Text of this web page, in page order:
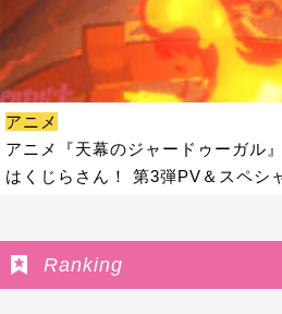
アニメ
アニメ『天幕のジャードゥーガル
はくじらさん！ 第3弾PV＆スペシ
Ranking